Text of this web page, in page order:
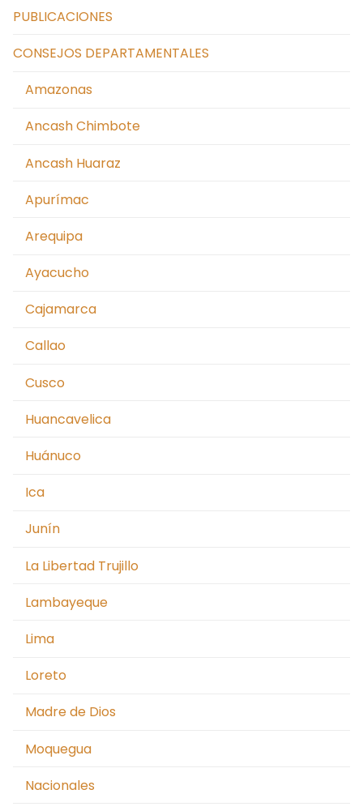
Lambayeque
Lima
Madre de Dios
PUBLICACIONES
CONSEJOS DEPARTAMENTALES
Amazonas
Ancash Chimbote
Ancash Huaraz
Apurímac
Arequipa
Ayacucho
Cajamarca
Callao
Cusco
Huancavelica
Huánuco
Ica
Junín
La Libertad Trujillo
Lambayeque
Lima
Loreto
Madre de Dios
Moquegua
Nacionales